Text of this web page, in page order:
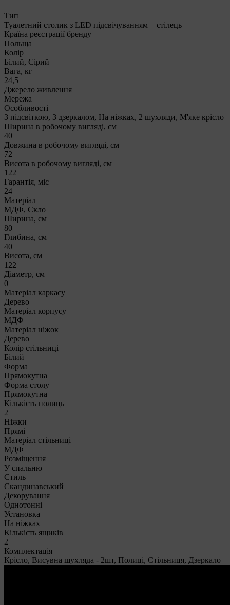
Тип
Туалетний столик з LED підсвічуванням + стілець
Країна реєстрації бренду
Польща
Колір
Білий, Сірий
Вага, кг
24,5
Джерело живлення
Мережа
Особливості
З підсвіткою, З дзеркалом, На ніжках, 2 шухляди, М'яке крісло
Ширина в робочому вигляді, см
40
Довжина в робочому вигляді, см
72
Висота в робочому вигляді, см
122
Гарантія, міс
24
Матеріал
МДФ, Скло
Ширина, см
80
Глибина, см
40
Висота, см
122
Діаметр, см
0
Матеріал каркасу
Дерево
Матеріал корпусу
МДФ
Матеріал ніжок
Дерево
Колір стільниці
Білий
Форма
Прямокутна
Форма столу
Прямокутна
Кількість полиць
2
Ніжки
Прямі
Матеріал стільниці
МДФ
Розміщення
У спальню
Стиль
Скандинавський
Декорування
Однотонні
Установка
На ніжках
Кількість ящиків
2
Комплектація
Крісло, Висувна шухляда - 2шт, Полиці, Стільниця, Дзеркало